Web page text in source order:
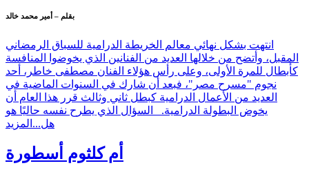
بقلم – أمير محمد خالد
انتهت بشكل نهائي معالم الخريطة الدرامية للسباق الرمضاني
المقبل، وأتضح من خلالها العديد من الفنانين الذي يخوضوا المنافسة
كأبطال للمرة الأولى، وعلى رأس هؤلاء الفنان مصطفى خاطر، أحد
نجوم "مسرح مصر"، فبعد أن شارك في السنوات الماضية في
العديد من الأعمال الدرامية كبطل ثاني وثالث قرر هذا العام أن
يخوض البطولة الدرامية. السؤال الذي يطرح نفسه حاليًا هو
هل... المزيد
أم كلثوم أسطورة